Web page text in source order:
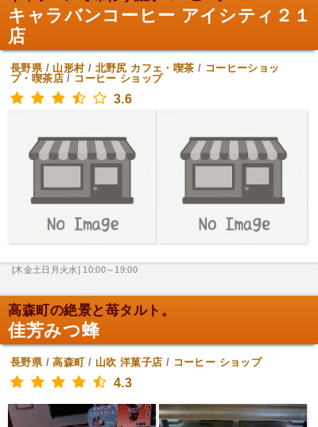
キャラバンコーヒー アイシティ２１
店
長野県/ 山形村/ 北野尻 カフェ・喫茶 / コーヒーショッ
プ・喫茶店/ コーヒー ショップ
3.6
[木金土日月火水] 10:00～19:00
高森町の絶景と苺タルト。
佳芳みつ蜂
長野県/高森町/ 山吹 洋菓子店 / コーヒー ショップ
4.3